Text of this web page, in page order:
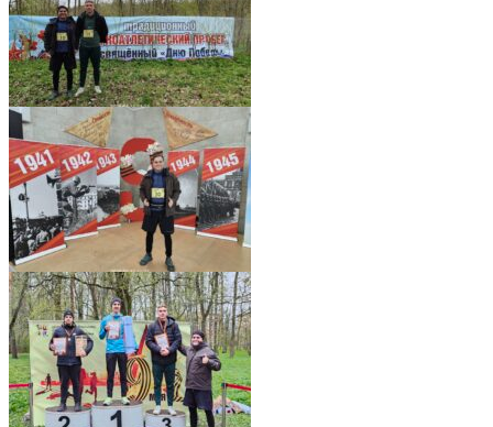
IMG_20250512_075850_827
IMG_20250512_075854_709